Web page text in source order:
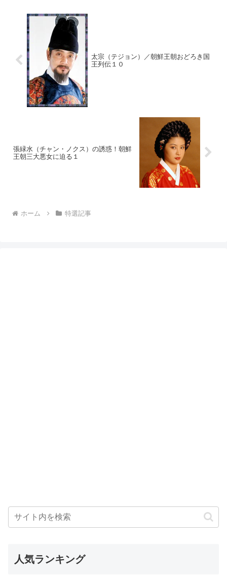
太宗（テジョン）／朝鮮王朝おどろき国
王列伝１０
張緑水（チャン・ノクス）の誘惑！朝鮮
王朝三大悪女に迫る１
ホーム 特選記事
人気ランキング